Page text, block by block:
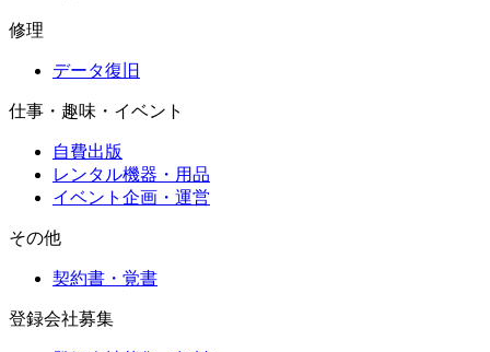
修理
データ復旧
仕事・趣味・イベント
自費出版
レンタル機器・用品
イベント企画・運営
その他
契約書・覚書
登録会社募集